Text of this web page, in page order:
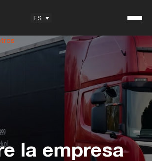
registrada
socios
ES
la empresa